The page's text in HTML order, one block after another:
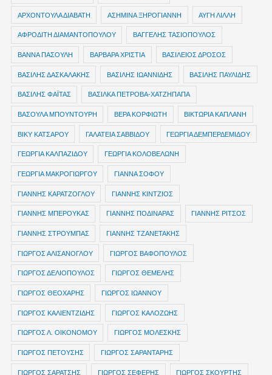
ΑΡΧΟΝΤΟΥΛΑ ΔΙΑΒΑΤΗ ΑΣΗΜΙΝΑ ΞΗΡΟΓΙΑΝΝΗ ΑΥΓΗ ΛΙΛΛΗ
ΑΦΡΟΔΙΤΗ ΔΙΑΜΑΝΤΟΠΟΥΛΟΥ ΒΑΓΓΕΛΗΣ ΤΑΣΙΟΠΟΥΛΟΣ
ΒΑΝΝΑ ΠΑΣΟΥΛΗ ΒΑΡΒΑΡΑ ΧΡΙΣΤΙΑ ΒΑΣΙΛΕΙΟΣ ΔΡΟΣΟΣ
ΒΑΣΙΛΗΣ ΔΑΣΚΑΛΑΚΗΣ ΒΑΣΙΛΗΣ ΙΩΑΝΝΙΔΗΣ ΒΑΣΙΛΗΣ ΠΑΥΛΙΔΗΣ
ΒΑΣΙΛΗΣ ΦΑΪΤΑΣ ΒΑΣΙΛΚΑ ΠΕΤΡΟΒΑ-ΧΑΤΖΗΠΑΠΑ
ΒΑΣΟΥΛΑ ΜΠΟΥΝΤΟΥΡΗ ΒΕΡΑ ΚΟΡΦΙΩΤΗ ΒΙΚΤΩΡΙΑ ΚΑΠΛΑΝΗ
ΒΙΚΥ ΚΑΤΣΑΡΟΥ ΓΑΛΑΤΕΙΑ ΣΑΒΒΙΔΟΥ ΓΕΩΡΓΙΑ ΔΕΜΠΕΡΔΕΜΙΔΟΥ
ΓΕΩΡΓΙΑ ΚΑΛΠΑΖΙΔΟΥ ΓΕΩΡΓΙΑ ΚΟΛΟΒΕΛΩΝΗ
ΓΕΩΡΓΙΑ ΜΑΚΡΟΓΙΩΡΓΟΥ ΓΙΑΝΝΑ ΣΟΦΟΥ
ΓΙΑΝΝΗΣ ΚΑΡΑΤΖΟΓΛΟΥ ΓΙΑΝΝΗΣ ΚΙΝΤΖΙΟΣ
ΓΙΑΝΝΗΣ ΜΠΕΡΟΥΚΑΣ ΓΙΑΝΝΗΣ ΠΟΔΙΝΑΡΑΣ ΓΙΑΝΝΗΣ ΡΙΤΣΟΣ
ΓΙΑΝΝΗΣ ΣΤΡΟΥΜΠΑΣ ΓΙΑΝΝΗΣ ΤΖΑΝΕΤΑΚΗΣ
ΓΙΩΡΓΟΣ ΑΛΙΣΑΝΟΓΛΟΥ ΓΙΩΡΓΟΣ ΒΑΦΟΠΟΥΛΟΣ
ΓΙΩΡΓΟΣ ΔΕΛΙΟΠΟΥΛΟΣ ΓΙΩΡΓΟΣ ΘΕΜΕΛΗΣ
ΓΙΩΡΓΟΣ ΘΕΟΧΑΡΗΣ ΓΙΩΡΓΟΣ ΙΩΑΝΝΟΥ
ΓΙΩΡΓΟΣ ΚΑΛΙΕΝΤΖΙΔΗΣ ΓΙΩΡΓΟΣ ΚΑΛΟΖΩΗΣ
ΓΙΩΡΓΟΣ Λ. ΟΙΚΟΝΟΜΟΥ ΓΙΩΡΓΟΣ ΜΟΛΕΣΚΗΣ
ΓΙΩΡΓΟΣ ΠΕΤΟΥΣΗΣ ΓΙΩΡΓΟΣ ΣΑΡΑΝΤΑΡΗΣ
ΓΙΩΡΓΟΣ ΣΑΡΑΤΣΗΣ ΓΙΩΡΓΟΣ ΣΕΦΕΡΗΣ ΓΙΩΡΓΟΣ ΣΚΟΥΡΤΗΣ